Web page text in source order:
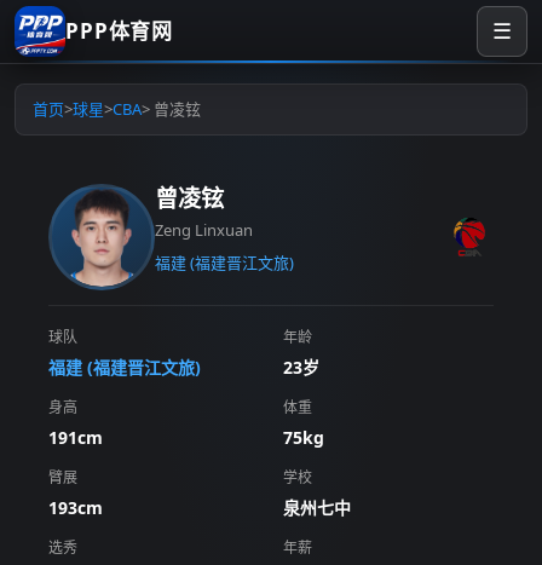
PPP体育网 ☰
首页>球星>CBA> 曾凌铉
曾凌铉
Zeng Linxuan
福建 (福建晋江文旅)
球队
福建 (福建晋江文旅)
年龄
23岁
身高
191cm
体重
75kg
臂展
193cm
学校
泉州七中
选秀 年薪